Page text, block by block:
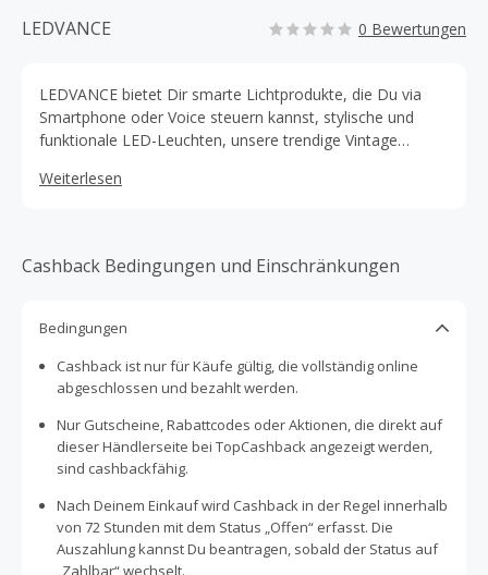
LEDVANCE 0 Bewertungen
LEDVANCE bietet Dir smarte Lichtprodukte, die Du via
Smartphone oder Voice steuern kannst, stylische und
funktionale LED-Leuchten, unsere trendige Vintage
und nachhaltige LED-Beleuchtung individuell für Dein
Weiterlesen
Cashback Bedingungen und Einschränkungen
Bedingungen
Cashback ist nur für Käufe gültig, die vollständig online
abgeschlossen und bezahlt werden.
Nur Gutscheine, Rabattcodes oder Aktionen, die direkt auf
dieser Händlerseite bei TopCashback angezeigt werden,
sind cashbackfähig.
Nach Deinem Einkauf wird Cashback in der Regel innerhalb
von 72 Stunden mit dem Status „Offen“ erfasst. Die
Auszahlung kannst Du beantragen, sobald der Status auf
„Zahlbar“ wechselt.